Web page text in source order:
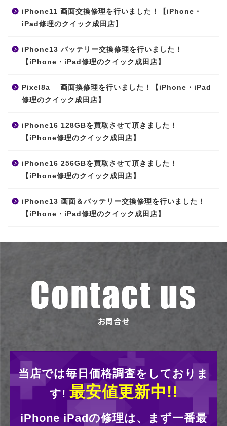
iPhone11 画面交換修理を行いました！【iPhone・
iPad修理のクイック成田店】
iPhone13 バッテリー交換修理を行いました！
【iPhone・iPad修理のクイック成田店】
Pixel8a 画面換修理を行いました！【iPhone・iPad
修理のクイック成田店】
iPhone16 128GBを買取させて頂きました！
【iPhone修理のクイック成田店】
iPhone16 256GBを買取させて頂きました！
【iPhone修理のクイック成田店】
iPhone13 画面＆バッテリー交換修理を行いました！
【iPhone・iPad修理のクイック成田店】
当店では毎日価格調査をしておりま
す! 最安値更新中!!
iPhone iPadの修理は、まず一番最